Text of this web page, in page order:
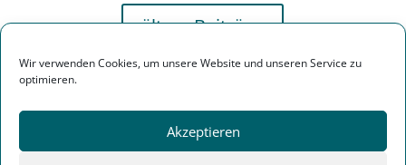
Wir verwenden Cookies, um unsere Website und unseren Service zu
optimieren.
Akzeptieren
ältere Beiträge